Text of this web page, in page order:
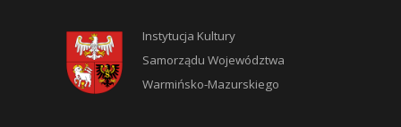
Instytucja Kultury
Samorządu Województwa
Warmińsko-Mazurskiego